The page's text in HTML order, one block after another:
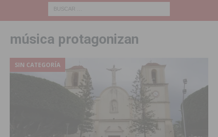
música protagonizan
SIN CATEGORÍA